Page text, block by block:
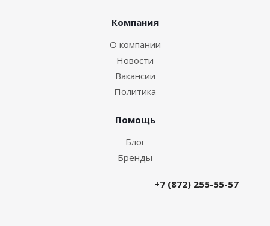
Компания
О компании
Новости
Вакансии
Политика
Помощь
Блог
Бренды
+7 (872) 255-55-57